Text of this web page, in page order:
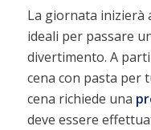
La giornata inizierà
ideali per passare
divertimento. A
cena con pasta per
cena richiede una
deve essere